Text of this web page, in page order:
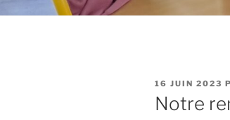
PUBLIÉ
LE
16 JUIN 2023
Notre